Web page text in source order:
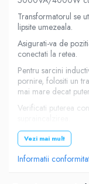
Transformatorul se
lipsite umezeala.
Asigurati-va de
conectati la retea.
Pentru sarcini
pornire, folositi un
mai mare decat
Verificati puterea
Impamantarea este
de minimum
Vezi mai mult
Informatii